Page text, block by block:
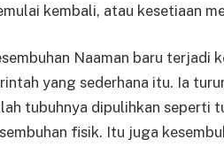
kembali, atau kesetiaan
Naaman baru terjadi
yang sederhana itu. Ia
tubuhnya dipulihkan seperti
fisik. Itu juga